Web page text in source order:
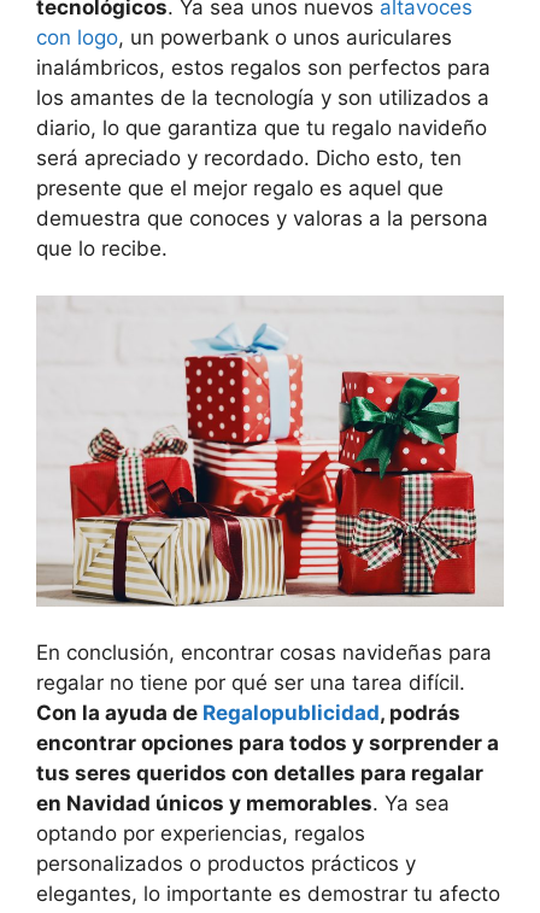
tecnológicos. Ya sea unos nuevos altavoces
con logo, un powerbank o unos auriculares
inalámbricos, estos regalos son perfectos para
los amantes de la tecnología y son utilizados a
diario, lo que garantiza que tu regalo navideño
será apreciado y recordado. Dicho esto, ten
presente que el mejor regalo es aquel que
demuestra que conoces y valoras a la persona
que lo recibe.
En conclusión, encontrar cosas navideñas para
regalar no tiene por qué ser una tarea difícil.
Con la ayuda de Regalopublicidad, podrás
encontrar opciones para todos y sorprender a
tus seres queridos con detalles para regalar
en Navidad únicos y memorables. Ya sea
optando por experiencias, regalos
personalizados o productos prácticos y
elegantes, lo importante es demostrar tu afecto